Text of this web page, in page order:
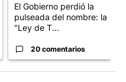
El Gobierno perdió la
pulseada del nombre: la
"Ley de T...
20 comentarios